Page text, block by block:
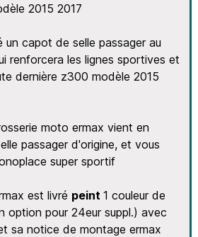
2015 2017
un capot de selle passager au
renforcera les lignes sportives et
dernière z300 modèle 2015
moto ermax vient en
passager d'origine, et vous
super sportif
est livré peint 1 couleur de
option pour 24eur suppl.) avec
sa notice de montage ermax